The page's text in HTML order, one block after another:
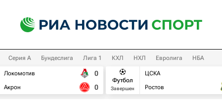
Серия А Бундеслига Лига 1 КХЛ НХЛ Евролига НБА
Локомотив
Акрон
0
0
Футбол
Завершен
ЦСКА
Ростов